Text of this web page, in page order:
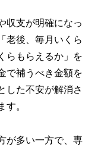
収支が明確になっ
老後、毎月いくら
らもらえるか」を
で補うべき金額を
した不安が解消さ
す。
が多い一方で、専